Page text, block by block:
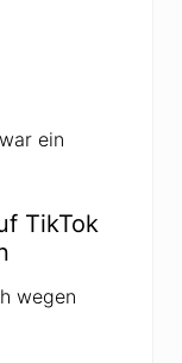
ein
TikTok
wegen